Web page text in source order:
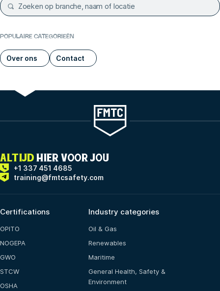
POPULAIRE CATEGORIEËN
Over ons Contact
ALTIJD HIER VOOR JOU
+1 337 451 4685
training@fmtcsafety.com
Certifications
OPITO
NOGEPA
GWO
STCW
OSHA
Industry categories
Oil & Gas
Renewables
Maritime
General Health, Safety &
Environment